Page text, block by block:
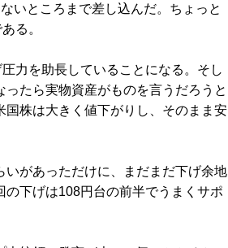
いところまで差し込んだ。ちょっと
る。
力を助長していることになる。そし
たら実物資産がものを言うだろうと
株は大きく値下がりし、そのまま安
があっただけに、まだまだ下げ余地
下げは108円台の前半でうまくサポ